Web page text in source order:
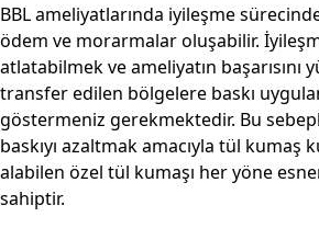
BBL ameliyatlarında iyileşme
ödem ve morarmalar oluşabilir.
atlatabilmek ve ameliyatın başarısını
transfer edilen bölgelere baskı
göstermeniz gerekmektedir. Bu
baskıyı azaltmak amacıyla tül kumaş
alabilen özel tül kumaşı her yöne
sahiptir.